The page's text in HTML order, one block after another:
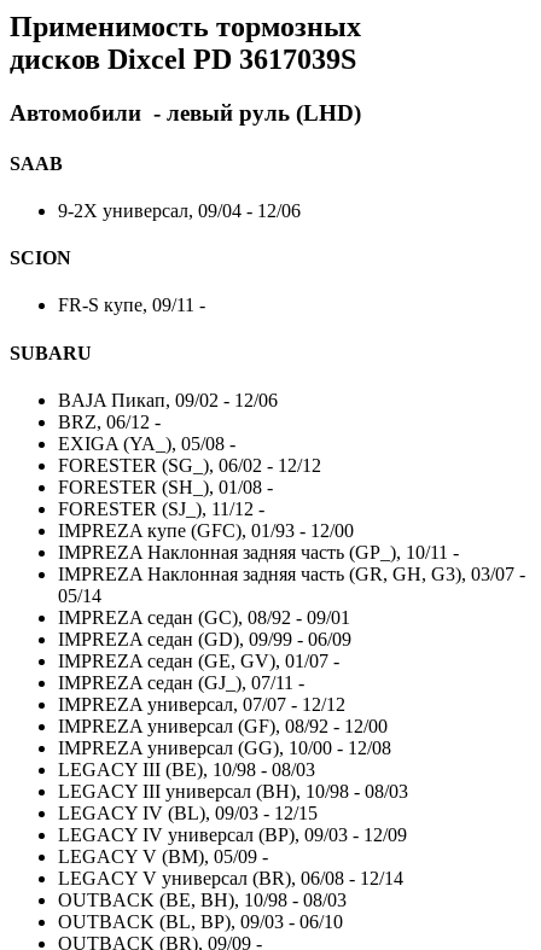
Применимость тормозных
дисков Dixcel PD 3617039S
Автомобили - левый руль (LHD)
SAAB
9-2X универсал, 09/04 - 12/06
SCION
FR-S купе, 09/11 -
SUBARU
BAJA Пикап, 09/02 - 12/06
BRZ, 06/12 -
EXIGA (YA_), 05/08 -
FORESTER (SG_), 06/02 - 12/12
FORESTER (SH_), 01/08 -
FORESTER (SJ_), 11/12 -
IMPREZA купе (GFC), 01/93 - 12/00
IMPREZA Наклонная задняя часть (GP_), 10/11 -
IMPREZA Наклонная задняя часть (GR, GH, G3), 03/07 -
05/14
IMPREZA седан (GC), 08/92 - 09/01
IMPREZA седан (GD), 09/99 - 06/09
IMPREZA седан (GE, GV), 01/07 -
IMPREZA седан (GJ_), 07/11 -
IMPREZA универсал, 07/07 - 12/12
IMPREZA универсал (GF), 08/92 - 12/00
IMPREZA универсал (GG), 10/00 - 12/08
LEGACY III (BE), 10/98 - 08/03
LEGACY III универсал (BH), 10/98 - 08/03
LEGACY IV (BL), 09/03 - 12/15
LEGACY IV универсал (BP), 09/03 - 12/09
LEGACY V (BM), 05/09 -
LEGACY V универсал (BR), 06/08 - 12/14
OUTBACK (BE, BH), 10/98 - 08/03
OUTBACK (BL, BP), 09/03 - 06/10
OUTBACK (BR), 09/09 -